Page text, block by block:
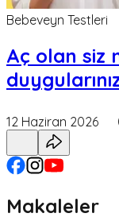
Bebeveyn Testleri
Aç olan siz
12 Haziran 2026
Makaleler